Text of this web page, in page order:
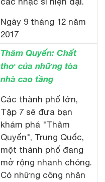
Ngày 9 tháng 12 năm
2017
Thâm Quyến: Chất
thơ của những tòa
nhà cao tầng
Các thành phố lớn,
Tập 7 sẽ đưa bạn
khám phá "Thâm
Quyến", Trung Quốc,
một thành phố đang
mở rộng nhanh chóng.
Có những công nhân